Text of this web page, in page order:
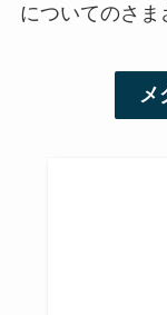
についてのさま
メ